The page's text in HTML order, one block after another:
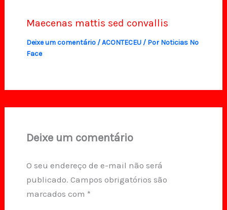
Maecenas mattis sed convallis
Deixe um comentário /ACONTECEU/ Por Noticias No
Face
Deixe um comentário
O seu endereço de e-mail não será
publicado. Campos obrigatórios são
marcados com *